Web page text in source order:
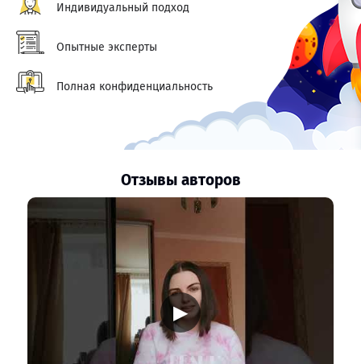
Индивидуальный подход
Опытные эксперты
Полная конфиденциальность
Отзывы авторов
▶